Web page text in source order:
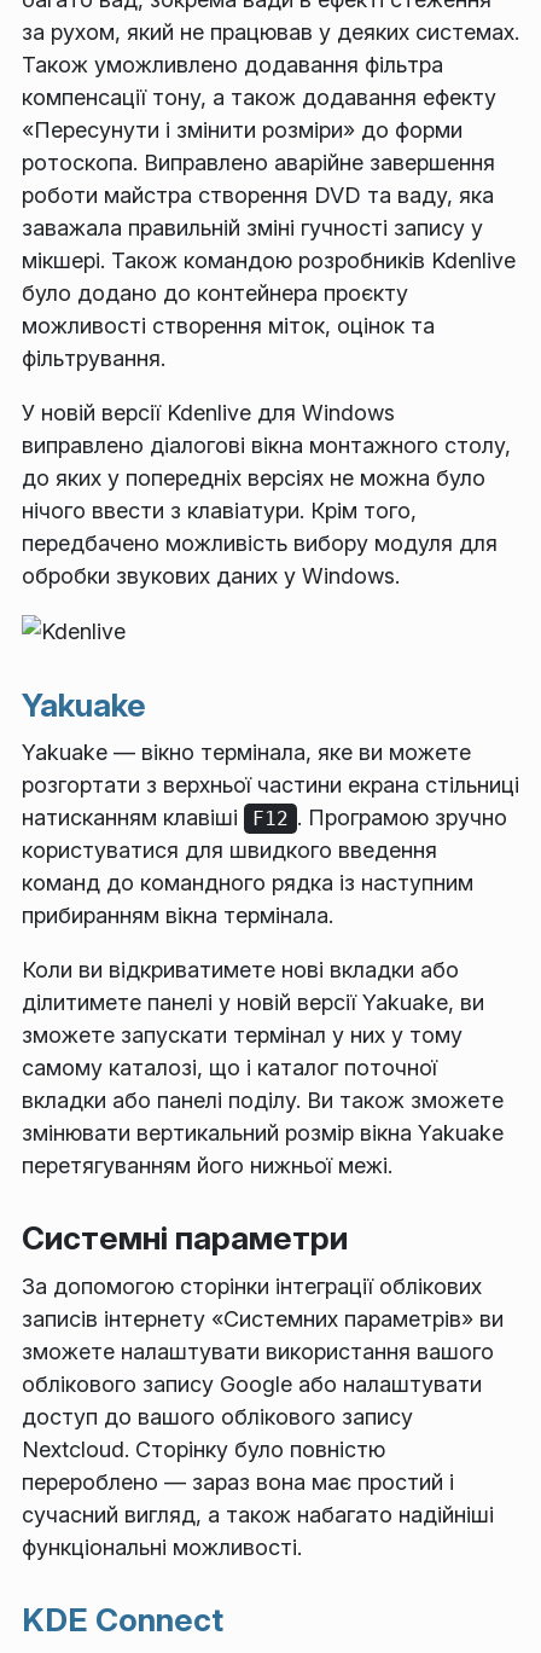
за рухом, який не працював у деяких системах.
Також уможливлено додавання фільтра
компенсації тону, а також додавання ефекту
«Пересунути і змінити розміри» до форми
ротоскопа. Виправлено аварійне завершення
роботи майстра створення DVD та ваду, яка
заважала правильній зміні гучності запису у
мікшері. Також командою розробників Kdenlive
було додано до контейнера проєкту
можливості створення міток, оцінок та
фільтрування.
У новій версії Kdenlive для Windows
виправлено діалогові вікна монтажного столу,
до яких у попередніх версіях не можна було
нічого ввести з клавіатури. Крім того,
передбачено можливість вибору модуля для
обробки звукових даних у Windows.
Yakuake
Yakuake — вікно термінала, яке ви можете
розгортати з верхньої частини екрана стільниці
натисканням клавіші
F12 . Програмою зручно
користуватися для швидкого введення
команд до командного рядка із наступним
прибиранням вікна термінала.
Коли ви відкриватимете нові вкладки або
ділитимете панелі у новій версії Yakuake, ви
зможете запускати термінал у них у тому
самому каталозі, що і каталог поточної
вкладки або панелі поділу. Ви також зможете
змінювати вертикальний розмір вікна Yakuake
перетягуванням його нижньої межі.
Системні параметри
За допомогою сторінки інтеграції облікових
записів інтернету «Системних параметрів» ви
зможете налаштувати використання вашого
облікового запису Google або налаштувати
доступ до вашого облікового запису
Nextcloud. Сторінку було повністю
перероблено — зараз вона має простий і
сучасний вигляд, а також набагато надійніші
функціональні можливості.
KDE Connect